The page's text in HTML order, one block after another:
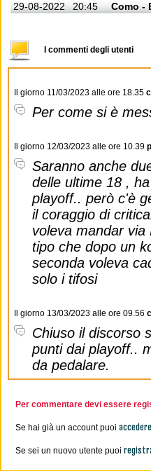
29-08-2022
20:45 Como -
I commenti degli utenti
Il giorno 11/03/2023 alle ore 18.35
Per come si è
Il giorno 12/03/2023 alle ore 10.39
Saranno anche
delle ultime 18 ,
playoff.. però c'è
il coraggio di
voleva mandar
tipo che dopo un
seconda voleva
solo i tifosi
Il giorno 13/03/2023 alle ore 09.56
Chiuso il discorso
punti dai playoff..
da pedalare.
Per commentare devi essere
Se hai già un account puoi accedere
Se sei un nuovo utente puoi